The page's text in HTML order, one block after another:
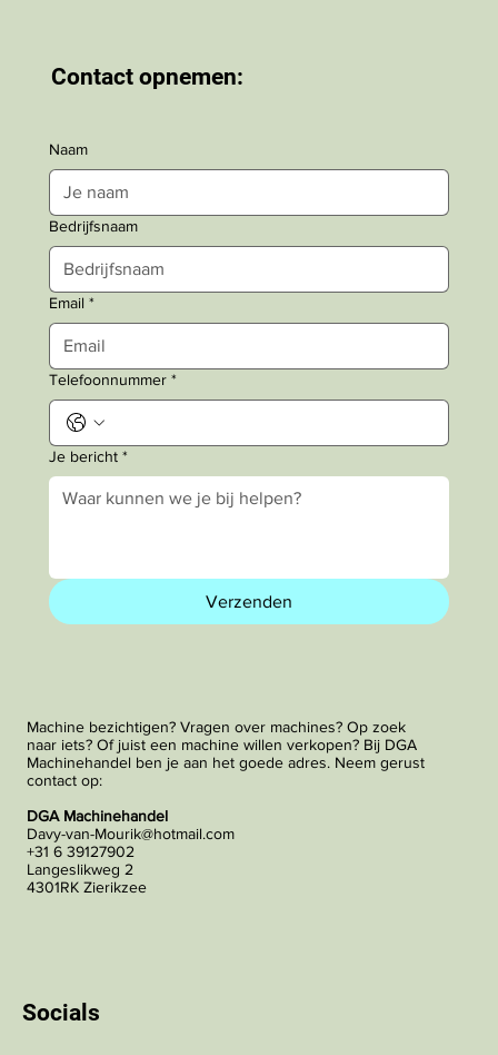
Contact opnemen:
Socials
Naam
Bedrijfsnaam
Email *
Telefoonnummer *
Je bericht *
Verzenden
Machine bezichtigen? Vragen over machines? Op zoek
naar iets? Of juist een machine willen verkopen? Bij DGA
Machinehandel ben je aan het goede adres. Neem gerust
contact op:
DGA Machinehandel
Davy-van-Mourik@hotmail.com
+31 6 39127902
Langeslikweg 2
4301RK Zierikzee